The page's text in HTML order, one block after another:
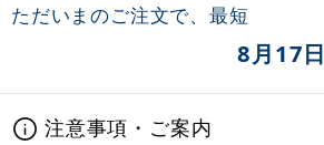
ただいまのご注文で、最短
8月17日
注意事項・ご案内